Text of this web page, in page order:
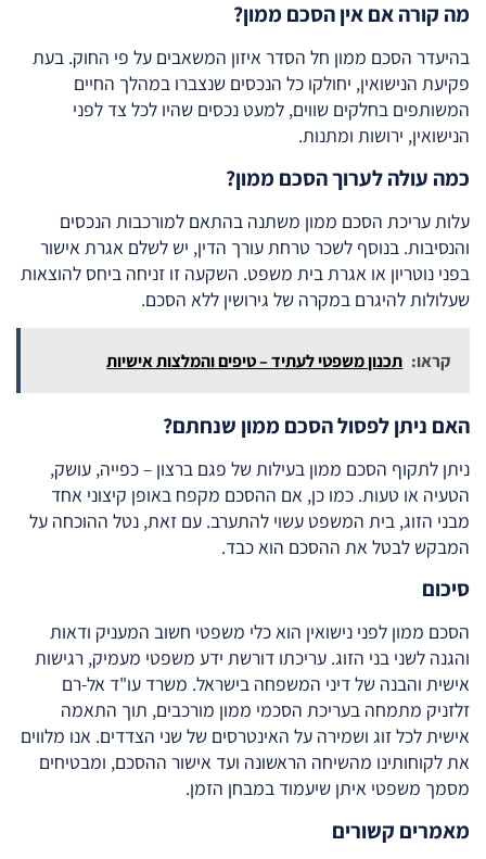
מה קורה אם אין הסכם ממון?
בהיעדר הסכם ממון חל הסדר איזון המשאבים על פי החוק. בעת
פקיעת הנישואין, יחולקו כל הנכסים שנצברו במהלך החיים
המשותפים בחלקים שווים, למעט נכסים שהיו לכל צד לפני
הנישואין, ירושות ומתנות.
כמה עולה לערוך הסכם ממון?
עלות עריכת הסכם ממון משתנה בהתאם למורכבות הנכסים
והנסיבות. בנוסף לשכר טרחת עורך הדין, יש לשלם אגרת אישור
בפני נוטריון או אגרת בית משפט. השקעה זו זניחה ביחס להוצאות
שעלולות להיגרם במקרה של גירושין ללא הסכם.
קראו: תכנון משפטי לעתיד – טיפים והמלצות אישיות
האם ניתן לפסול הסכם ממון שנחתם?
ניתן לתקוף הסכם ממון בעילות של פגם ברצון – כפייה, עושק,
הטעיה או טעות. כמו כן, אם ההסכם מקפח באופן קיצוני אחד
מבני הזוג, בית המשפט עשוי להתערב. עם זאת, נטל ההוכחה על
המבקש לבטל את ההסכם הוא כבד.
סיכום
הסכם ממון לפני נישואין הוא כלי משפטי חשוב המעניק ודאות
והגנה לשני בני הזוג. עריכתו דורשת ידע משפטי מעמיק, רגישות
אישית והבנה של דיני המשפחה בישראל. משרד עו"ד אל-רם
זלזניק מתמחה בעריכת הסכמי ממון מורכבים, תוך התאמה
אישית לכל זוג ושמירה על האינטרסים של שני הצדדים. אנו מלווים
את לקוחותינו מהשיחה הראשונה ועד אישור ההסכם, ומבטיחים
מסמך משפטי איתן שיעמוד במבחן הזמן.
מאמרים קשורים